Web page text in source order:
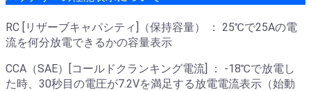
RC [リザーブキャパシティ]（保持容量） ： 25℃で25Aの電
流を何分放電できるかの容量表示
CCA（SAE）[コールドクランキング電流] ： -18℃で放電し
た時、30秒目の電圧が7.2Vを満足する放電電流表示（始動